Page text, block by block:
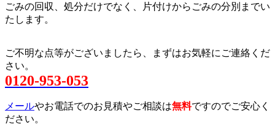
ごみの回収、処分だけでなく、片付けからごみの分別までい
たします。
ご不明な点等がございましたら、まずはお気軽にご連絡くだ
さい。
0120-953-053
メールやお電話でのお見積やご相談は無料ですのでご安心く
ださい。